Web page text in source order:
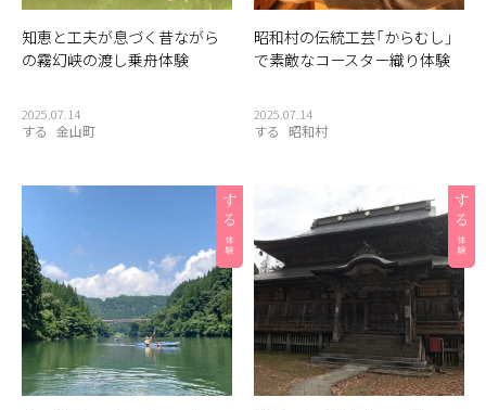
知恵と工夫が息づく昔ながら
の霧幻峡の渡し乗舟体験
2025.07.14
する 金山町
昭和村の伝統工芸「からむし」
で素敵なコースター織り体験
2025.07.14
する 昭和村